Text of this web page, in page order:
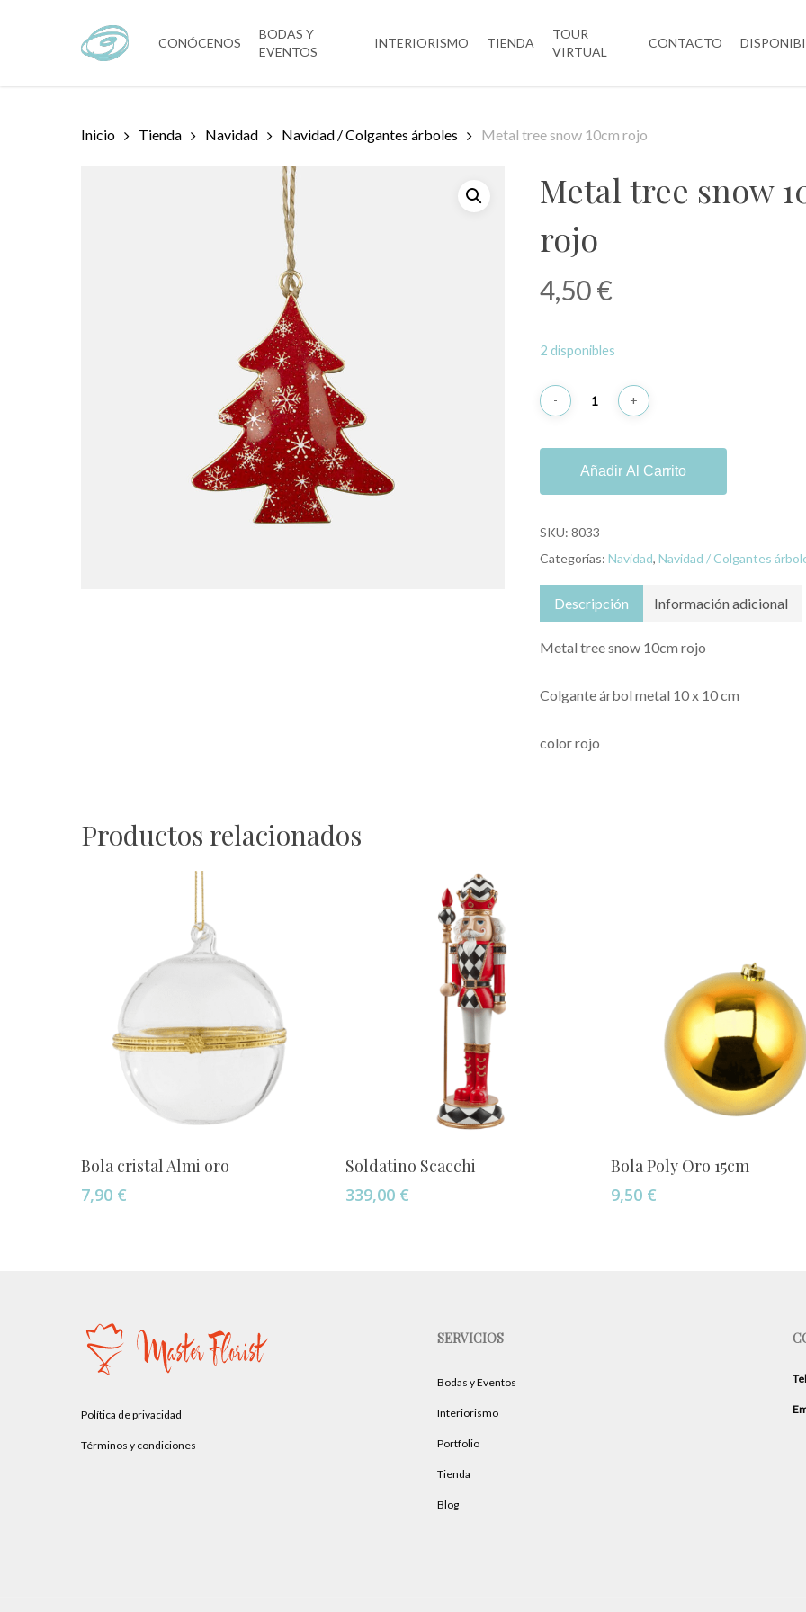
CONÓCENOS
BODAS Y
EVENTOS
INTERIORISMO TIENDA
TOUR
VIRTUAL
CONTACTO
Inicio Tienda Navidad Navidad / Colgantes árboles Metal tree snow 10cm rojo
Metal tree snow
rojo
4,50€
2 disponibles
Añadir Al Carrito
SKU: 8033
Categorías: Navidad, Navidad / Colgantes
Descripción Información adicional
Metal tree snow 10cm rojo
Colgante árbol metal 10 x 10 cm
color rojo
Productos relacionados
Añadir Al Carrito
Bola cristal Almi oro
7,90 €
Añadir Al Carrito
Soldatino Scacchi
339,00 €
Bola Poly Oro 15cm
9,50 €
Política de privacidad
Términos y condiciones
SERVICIOS
Bodas y Eventos
Interiorismo
Portfolio
Tienda
Blog